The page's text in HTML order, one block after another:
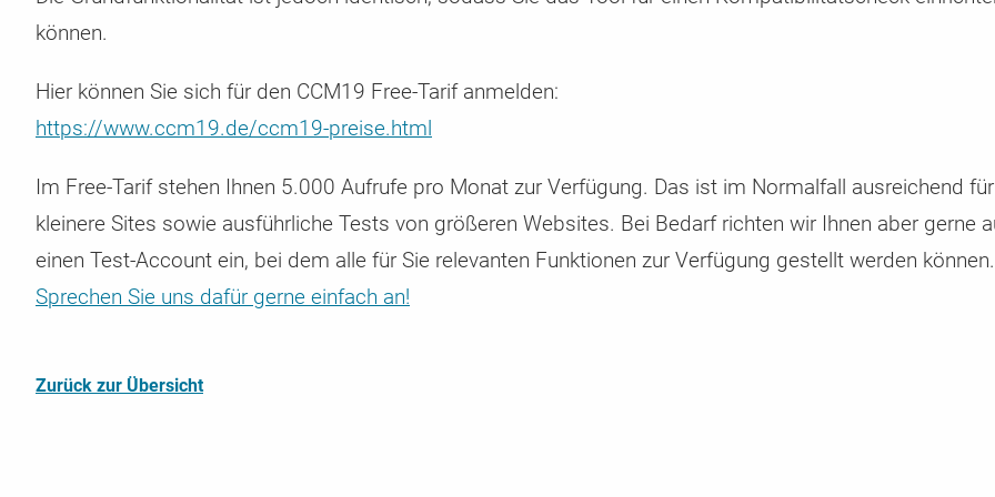
Probleme
Enterprise Cookie Consent Manager /
Bedarfslage
Shop & CMS Systeme
übermitteln? Das können Sie hier.
Abrechnung uvm.
können.
Hier können Sie sich für den CCM19 Free-Tarif anmelden:
https://www.ccm19.de/ccm19-preise.html
Im Free-Tarif stehen Ihnen 5.000 Aufrufe pro Monat zur Verfügung. Das ist im Normalfall ausreichend für
kleinere Sites sowie ausführliche Tests von größeren Websites. Bei Bedarf richten wir Ihnen aber gerne
einen Test-Account ein, bei dem alle für Sie relevanten Funktionen zur Verfügung gestellt werden können.
Sprechen Sie uns dafür gerne einfach an!
Zurück zur Übersicht